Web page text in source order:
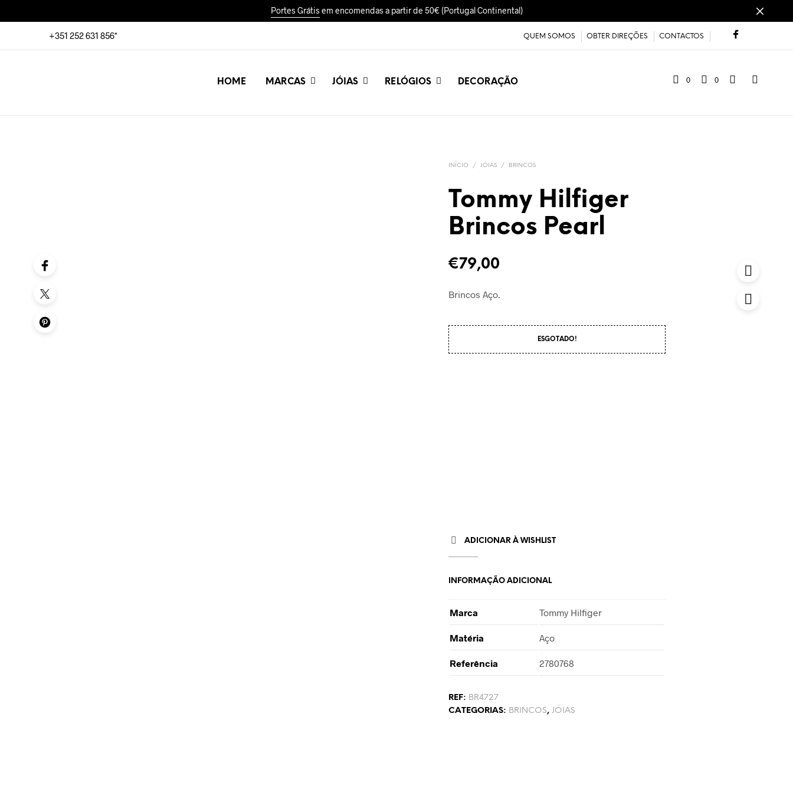
Portes Grátisem encomendas a partir de 50€ (Portugal Continental)
+351 252 631 856* QUEM SOMOS OBTER DIREÇÕES CONTACTOS
HOME MARCAS JÓIAS RELÓGIOS DECORAÇÃO 0 0
INÍCIO / JÓIAS / BRINCOS
Tommy Hilfiger
Brincos Pearl
€79,00
Brincos Aço.
ESGOTADO!
ADICIONAR À WISHLIST
INFORMAÇÃO ADICIONAL
Marca Tommy Hilfiger
Matéria Aço
Referência 2780768
REF: BR4727
CATEGORIAS: BRINCOS, JÓIAS